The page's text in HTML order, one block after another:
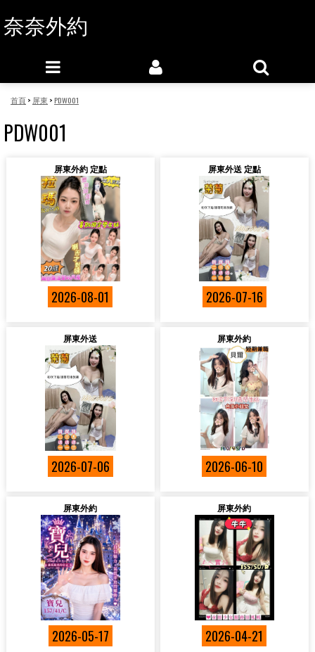
奈奈外約
首頁> 屏東 >PDW001
PDW001
屏東外約 定點
2026-08-01
屏東外送 定點
2026-07-16
屏東外送
2026-07-06
屏東外約
2026-06-10
屏東外約
2026-05-17
屏東外約
2026-04-21